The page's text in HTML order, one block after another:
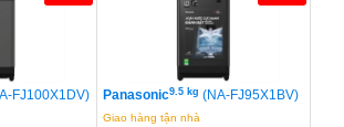
FJ100X1DV) Panasonic9.5 kg (NA-FJ95X1BV)
Giao hàng tận nhà